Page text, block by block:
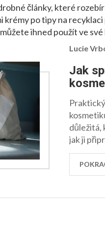
články, které
krémy po tipy na
ihned použít ve
Lucie
Jak
důležitá,
jak ji